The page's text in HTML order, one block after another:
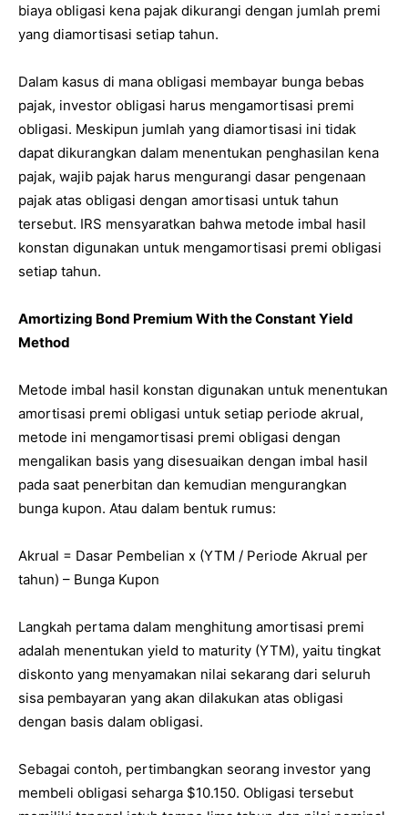
biaya obligasi kena pajak dikurangi dengan jumlah premi
yang diamortisasi setiap tahun.
Dalam kasus di mana obligasi membayar bunga bebas
pajak, investor obligasi harus mengamortisasi premi
obligasi. Meskipun jumlah yang diamortisasi ini tidak
dapat dikurangkan dalam menentukan penghasilan kena
pajak, wajib pajak harus mengurangi dasar pengenaan
pajak atas obligasi dengan amortisasi untuk tahun
tersebut. IRS mensyaratkan bahwa metode imbal hasil
konstan digunakan untuk mengamortisasi premi obligasi
setiap tahun.
Amortizing Bond Premium With the Constant Yield
Method
Metode imbal hasil konstan digunakan untuk menentukan
amortisasi premi obligasi untuk setiap periode akrual,
metode ini mengamortisasi premi obligasi dengan
mengalikan basis yang disesuaikan dengan imbal hasil
pada saat penerbitan dan kemudian mengurangkan
bunga kupon. Atau dalam bentuk rumus:
Akrual = Dasar Pembelian x (YTM / Periode Akrual per
tahun) – Bunga Kupon
Langkah pertama dalam menghitung amortisasi premi
adalah menentukan yield to maturity (YTM), yaitu tingkat
diskonto yang menyamakan nilai sekarang dari seluruh
sisa pembayaran yang akan dilakukan atas obligasi
dengan basis dalam obligasi.
Sebagai contoh, pertimbangkan seorang investor yang
membeli obligasi seharga $10.150. Obligasi tersebut